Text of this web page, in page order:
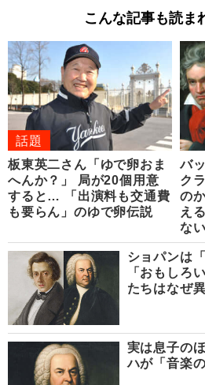
こんな記事も読ま
話題
板東英二さん「ゆで卵おま
へんか？」 局が20個用意
すると… 「出演料も交通費
も要らん」のゆで卵伝説
バ
ク
の
え
な
ショパンは
「おもしろ
たちはなぜ
実は息子の
ハが「音楽